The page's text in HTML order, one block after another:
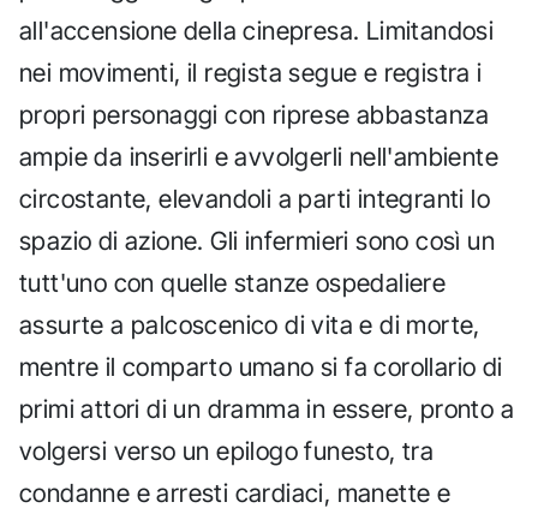
all'accensione della cinepresa. Limitandosi
nei movimenti, il regista segue e registra i
propri personaggi con riprese abbastanza
ampie da inserirli e avvolgerli nell'ambiente
circostante, elevandoli a parti integranti lo
spazio di azione. Gli infermieri sono così un
tutt'uno con quelle stanze ospedaliere
assurte a palcoscenico di vita e di morte,
mentre il comparto umano si fa corollario di
primi attori di un dramma in essere, pronto a
volgersi verso un epilogo funesto, tra
condanne e arresti cardiaci, manette e